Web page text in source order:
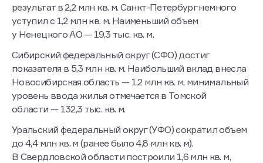
результат в 2,2 млн кв. м. Санкт-Петербург немного
уступил с 1,2 млн кв. м. Наименьший объем
у Ненецкого АО — 19,3 тыс. кв. м.
Сибирский федеральный округ (СФО) достиг
показателя в 5,3 млн кв. м. Наибольший вклад внесла
Новосибирская область — 1,2 млн кв. м, минимальный
уровень ввода жилья отмечается в Томской
области — 132,3 тыс. кв. м.
Уральский федеральный округ (УФО) сократил объем
до 4,4 млн кв. м (ранее было 4,8 млн кв. м).
В Свердловской области построили 1,6 млн кв. м,